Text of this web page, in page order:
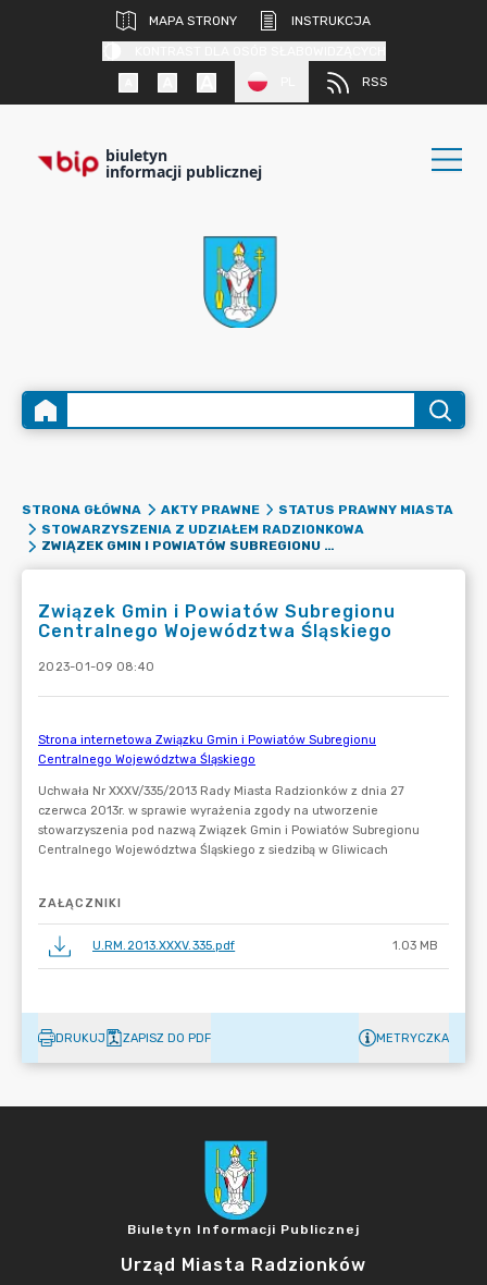
MAPA STRONY
INSTRUKCJA
RSS
biuletyn
informacji publicznej
STRONA GŁÓWNA AKTY PRAWNE
STATUS PRAWNY MIASTA
STOWARZYSZENIA Z UDZIAŁEM RADZIONKOWA
ZWIĄZEK GMIN I POWIATÓW SUBREGIONU CENTRALNEGO WOJEWÓDZTWA ŚLĄSKIEGO
Związek Gmin i Powiatów Subregionu
Centralnego Województwa Śląskiego
2023-01-09 08:40
ZAŁĄCZNIKI
U.RM.2013.XXXV.335.pdf 1.03 MB
DRUKUJ ZAPISZ DO PDF METRYCZKA
Biuletyn Informacji Publicznej
Urząd Miasta Radzionków